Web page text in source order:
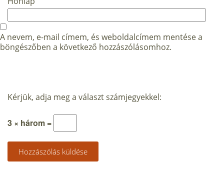
A nevem, e-mail címem, és weboldalcímem mentése a
böngészőben a következő hozzászólásomhoz.
Kérjük, adja meg a választ számjegyekkel:
3 × három =